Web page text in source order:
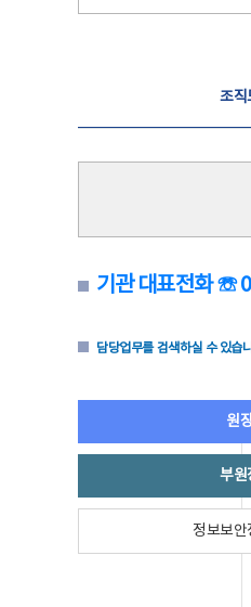
조직
기관 대표전화 ☏
담당업무를 검색하실 수 있습
원
부원
정보보안